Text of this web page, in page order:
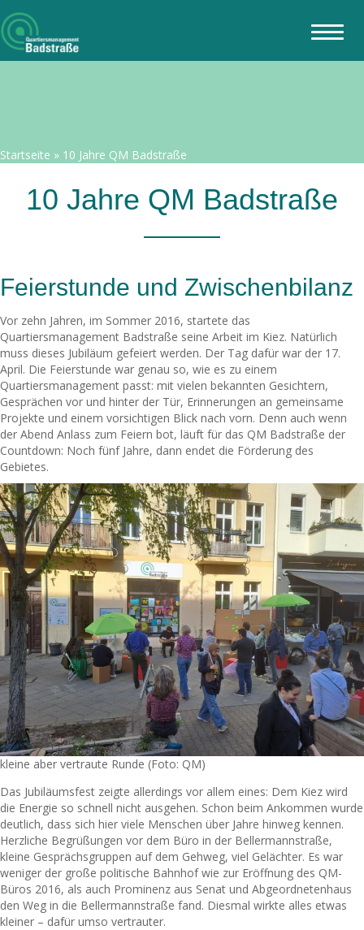
Startseite » 10 Jahre QM Badstraße
10 Jahre QM Badstraße
Feierstunde und Zwischenbilanz
Vor zehn Jahren, im Sommer 2016, startete das
Quartiersmanagement Badstraße seine Arbeit im Kiez. Natürlich
muss dieses Jubiläum gefeiert werden. Der Tag dafür war der 17.
April. Die Feierstunde war genau so, wie es zu einem
Quartiersmanagement passt: mit vielen bekannten Gesichtern,
Gesprächen vor und hinter der Tür, Erinnerungen an gemeinsame
Projekte und einem vorsichtigen Blick nach vorn. Denn auch wenn
der Abend Anlass zum Feiern bot, läuft für das QM Badstraße der
Countdown: Noch fünf Jahre, dann endet die Förderung des
Gebietes.
kleine aber vertraute Runde (Foto: QM)
Das Jubiläumsfest zeigte allerdings vor allem eines: Dem Kiez wird
die Energie so schnell nicht ausgehen. Schon beim Ankommen wurde
deutlich, dass sich hier viele Menschen über Jahre hinweg kennen.
Herzliche Begrüßungen vor dem Büro in der Bellermannstraße,
kleine Gesprächsgruppen auf dem Gehweg, viel Gelächter. Es war
weniger der große politische Bahnhof wie zur Eröffnung des QM-
Büros 2016, als auch Prominenz aus Senat und Abgeordnetenhaus
den Weg in die Bellermannstraße fand. Diesmal wirkte alles etwas
kleiner – dafür umso vertrauter.